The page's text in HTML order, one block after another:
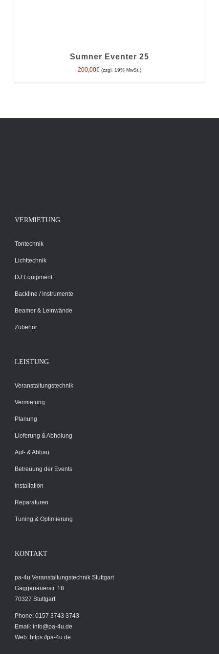
Sumner Eventer 25
200,00€ (zzgl. 19% MwSt.)
VERMIETUNG
Tontechnik
Lichttechnik
DJ Equipment
Backline / Instrumente
Beamer & Leinwände
Zubehör
LEISTUNG
Veranstaltungstechnik
Vermietung
Planung
Lieferung & Abholung
Auf- & Abbau
Betreuung der Events
Installation
Reparaturen
Tuning & Optimierung
KONTAKT
pa-4u Veranstaltungstechnik Stuttgart
Gaggenauerstr. 18
70327 Stuttgart
Phone: 0157 3743 3743
Email: info@pa-4u.de
Web: https://pa-4u.de